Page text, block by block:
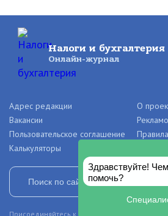
Налоги и бухгалтерия
Онлайн-журнал
Адрес редакции
О
Вакансии
Пользовательское соглашение
Калькуляторы
Присоединяйтесь к нашим сообществам в